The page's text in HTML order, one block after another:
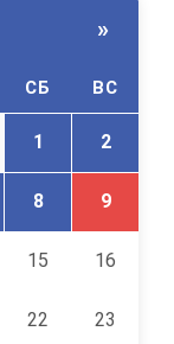
»
СБ ВС
1 2
8 9
15 16
22 23